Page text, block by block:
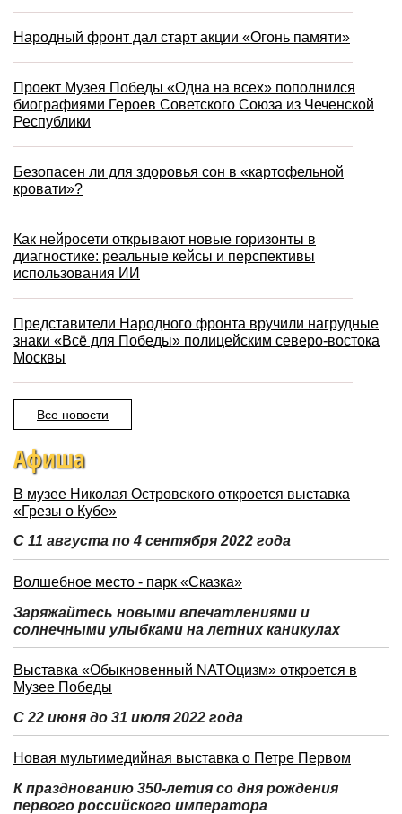
Народный фронт дал старт акции «Огонь памяти»
Проект Музея Победы «Одна на всех» пополнился
биографиями Героев Советского Союза из Чеченской
Республики
Безопасен ли для здоровья сон в «картофельной
кровати»?
Как нейросети открывают новые горизонты в
диагностике: реальные кейсы и перспективы
использования ИИ
Представители Народного фронта вручили нагрудные
знаки «Всё для Победы» полицейским северо-востока
Москвы
Все новости
Афиша
В музее Николая Островского откроется выставка
«Грезы о Кубе»
С 11 августа по 4 сентября 2022 года
Волшебное место - парк «Сказка»
Заряжайтесь новыми впечатлениями и
солнечными улыбками на летних каникулах
Выставка «Обыкновенный NATOцизм» откроется в
Музее Победы
С 22 июня до 31 июля 2022 года
Новая мультимедийная выставка о Петре Первом
К празднованию 350-летия со дня рождения
первого российского императора